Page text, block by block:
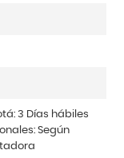
3 Días hábiles
Según